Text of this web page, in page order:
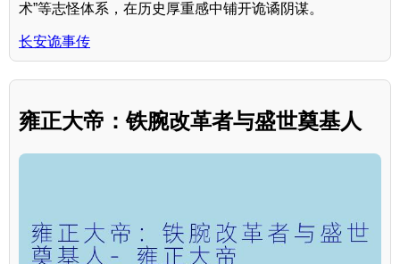
术”等志怪体系，在历史厚重感中铺开诡谲阴谋。
长安诡事传
雍正大帝：铁腕改革者与盛世奠基人